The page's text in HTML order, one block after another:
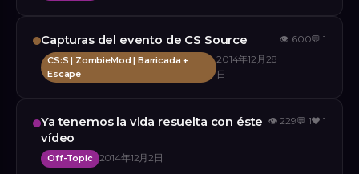
Capturas del evento de CS Source
CS:S | ZombieMod | Barricada +
Escape
2014年12月28
日
👁 600💬1
Ya tenemos la vida resuelta con éste
vídeo
Off-Topic 2014年12月2日
👁229💬 1❤️1